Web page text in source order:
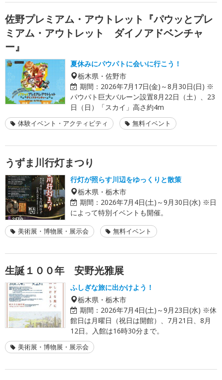
佐野プレミアム・アウトレット『パウッとプレ
ミアム・アウトレット ダイノアドベンチャ
ー』
夏休みにパウパトに会いに行こう！
栃木県・佐野市
期間： 2026年7月17日(金)～8月30日(日) ※
パウパト巨大バルーン設置8月22日（土）、23
日（日）「スカイ」高さ約4m
体験イベント・アクティビティ 無料イベント
うずま川行灯まつり
行灯が照らす川辺をゆっくりと散策
栃木県・栃木市
期間： 2026年7月4日(土)～9月30日(水) ※日
によって特別イベントも開催。
美術展・博物展・展示会 無料イベント
生誕１００年 安野光雅展
ふしぎな旅に出かけよう！
栃木県・栃木市
期間： 2026年7月4日(土)～9月23日(水) ※休
館日は月曜日（祝日は開館）、7月21日、8月
12日。入館は16時30分まで。
美術展・博物展・展示会